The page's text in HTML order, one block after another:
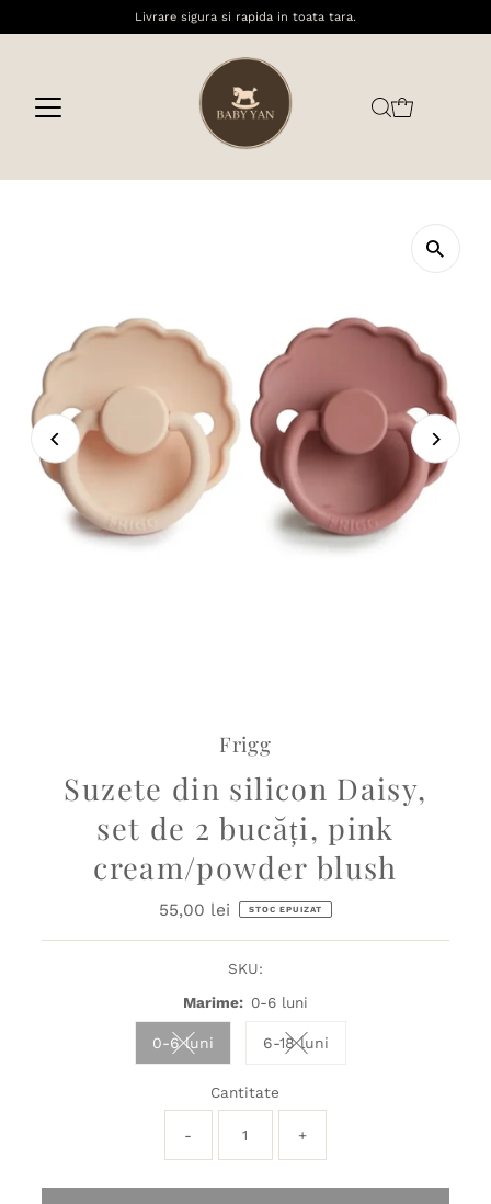
Livrare sigura si rapida in toata tara.
Frigg
Suzete din silicon Daisy,
set de 2 bucăți, pink
cream/powder blush
Preț
55,00 lei STOC EPUIZAT
SKU:
Marime: 0-6 luni
0-6 luniVariant sold out or unavailable
6-18 luniVariant sold out or
Cantitate
- +